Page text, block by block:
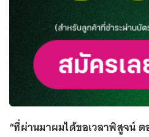
“ที่ผ่านมาผมได้ขอเวลาพิสูจน์